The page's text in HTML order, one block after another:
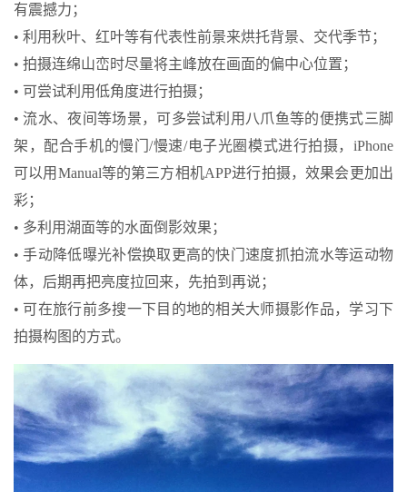
有震撼力；
• 利用秋叶、红叶等有代表性前景来烘托背景、交代季节；
• 拍摄连绵山峦时尽量将主峰放在画面的偏中心位置；
• 可尝试利用低角度进行拍摄；
• 流水、夜间等场景，可多尝试利用八爪鱼等的便携式三脚
架，配合手机的慢门/慢速/电子光圈模式进行拍摄，iPhone
可以用Manual等的第三方相机APP进行拍摄，效果会更加出
彩；
• 多利用湖面等的水面倒影效果；
• 手动降低曝光补偿换取更高的快门速度抓拍流水等运动物
体，后期再把亮度拉回来，先拍到再说；
• 可在旅行前多搜一下目的地的相关大师摄影作品，学习下
拍摄构图的方式。